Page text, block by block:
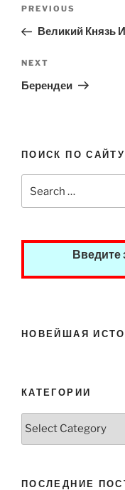
Previous
Post
PREVIOUS
Великий Князь
Next
Post
NEXT
Берендеи
ПОИСК ПО САЙТУ
for:
Введите
НОВЕЙШАЯ
КАТЕГОРИИ
ПОСЛЕДНИЕ